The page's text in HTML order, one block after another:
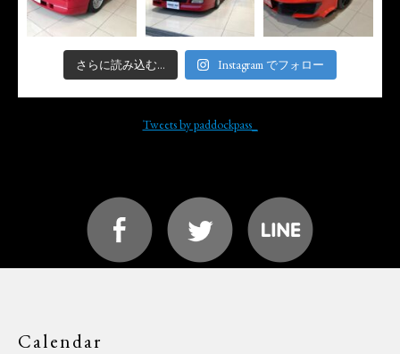
さらに読み込む... Instagram でフォロー
Tweets by paddockpass_
Calendar